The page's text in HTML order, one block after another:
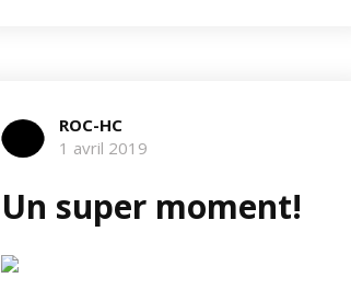
ROC-HC
1 avril 2019
Un super moment!